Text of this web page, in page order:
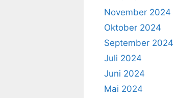
November 2024
Oktober 2024
September 2024
Juli 2024
Juni 2024
Mai 2024